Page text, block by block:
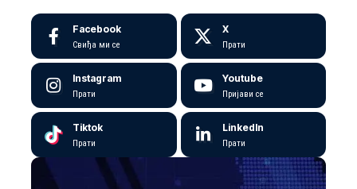
Facebook
Свиђа ми се
X
Прати
Instagram
Прати
Youtube
Пријави се
Tiktok
Прати
LinkedIn
Прати